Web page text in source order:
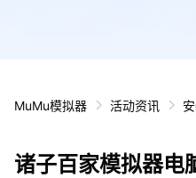
MuMu模拟器 活动资讯
诸子百家模拟器电